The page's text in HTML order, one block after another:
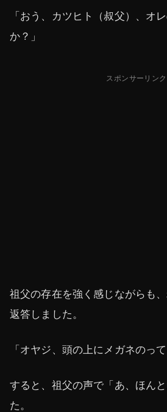
「おう、カツヒト（叔父）、オ
か？」
スポンサーリンク
祖父の存在を強く感じながらも
返答しました。
「オヤジ、頭の上にメガネのって
すると、祖父の声で「あ、ほん
た。